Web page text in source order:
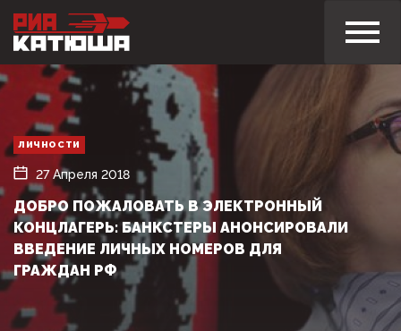
ЛИЧНОСТИ
27 Апреля 2018
ДОБРО ПОЖАЛОВАТЬ В ЭЛЕКТРОННЫЙ
КОНЦЛАГЕРЬ: БАНКСТЕРЫ АНОНСИРОВАЛИ
ВВЕДЕНИЕ ЛИЧНЫХ НОМЕРОВ ДЛЯ
ГРАЖДАН РФ